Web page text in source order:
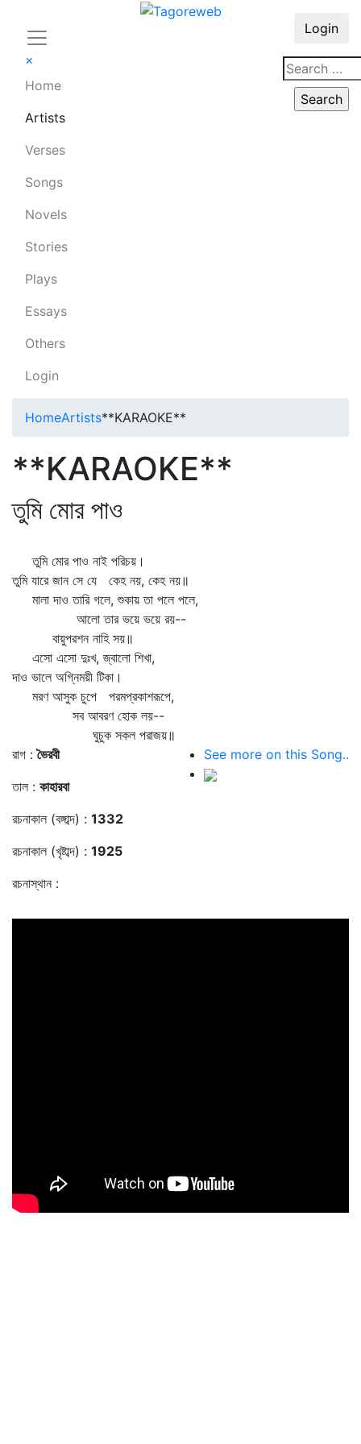
×
Home
Artists
Verses
Songs
Novels
Stories
Plays
Essays
Others
Login
Login
HomeArtists**KARAOKE**
**KARAOKE**
তুমি মোর পাও
তুমি মোর পাও নাই পরিচয়।
তুমি যারে জান সে যে কেহ নয়, কেহ নয়॥
মালা দাও তারি গলে, শুকায় তা পলে পলে,
আলো তার ভয়ে ভয়ে রয়--
বায়ুপরশন নাহি সয়॥
এসো এসো দুঃখ, জ্বালো শিখা,
দাও ভালে অগ্নিময়ী টিকা।
মরণ আসুক চুপে পরমপ্রকাশরূপে,
সব আবরণ হোক লয়--
ঘুচুক সকল পরাজয়॥
রাগ :ভৈরবী
তাল : কাহারবা
রচনাকাল (বঙ্গাব্দ) : 1332
রচনাকাল (খৃষ্টাব্দ) : 1925
রচনাস্থান :
See more on this Song..